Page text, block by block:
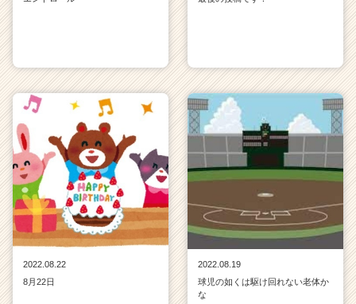
2022.08.22
8月22日
2022.08.19
球児の如くは駆け回れない老体か
な